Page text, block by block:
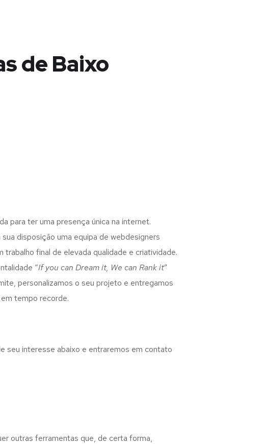
de Baixo
para ter uma presença única na internet.
sua disposição uma equipa de webdesigners
trabalho final de elevada qualidade e criatividade.
“If you can Dream it, We can Rank it”
personalizamos o seu projeto e entregamos
em tempo recorde.
seu interesse abaixo e entraremos em contato
outras ferramentas que, de certa forma,